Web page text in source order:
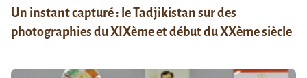
Un instant capturé : le Tadjikistan sur des
photographies du XIXème et début du XXème siècle